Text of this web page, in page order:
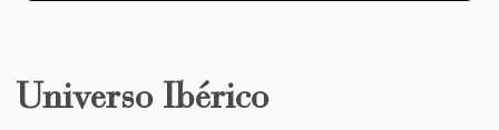
Universo Ibérico